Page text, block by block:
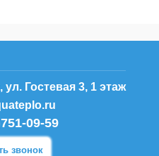
ул. Гостевая 3, 1 этаж
09-59
звонок